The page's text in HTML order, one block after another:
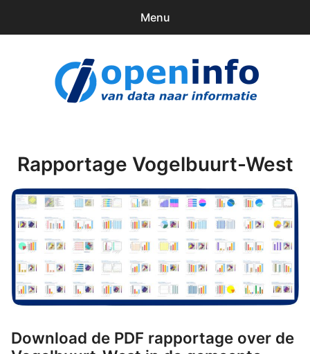
Menu
Downloads
Rapportage Vogelbuurt-West
Download de PDF rapportage over de